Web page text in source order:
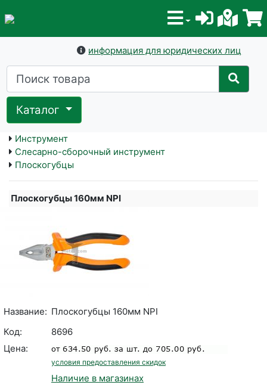
информация для юридических лиц
Каталог
Инструмент
Слесарно-сборочный инструмент
Плоскогубцы
Плоскогубцы 160мм NPI
Название: Плоскогубцы 160мм NPI
Код:
8696
Цена:
условия предоставления скидок
Наличие в магазинах